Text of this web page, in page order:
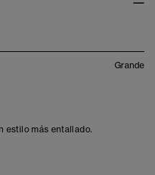
Grande
estilo más entallado.